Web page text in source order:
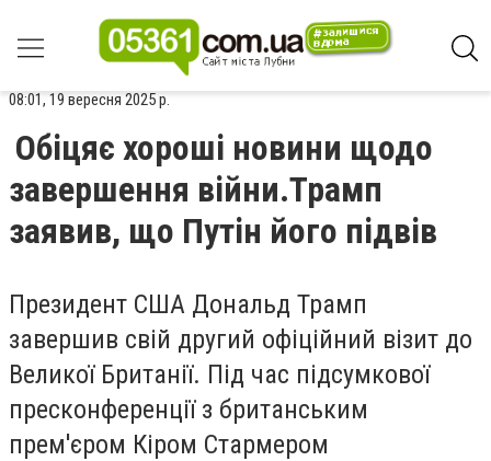
08:01, 19 вересня 2025 р.
Обіцяє хороші новини щодо
завершення війни.Трамп
заявив, що Путін його підвів
Президент США Дональд Трамп
завершив свій другий офіційний візит до
Великої Британії. Під час підсумкової
пресконференції з британським
прем'єром Кіром Стармером